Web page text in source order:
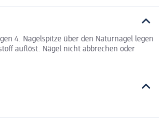
4. Nagelspitze über den Naturnagel legen
auflöst. Nägel nicht abbrechen oder